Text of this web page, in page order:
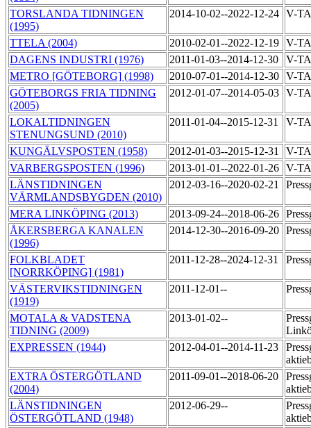
TORSLANDA TIDNINGEN
(1995)
2014-10-02--2022-12-24 V-
TTELA (2004) 2010-02-01--2022-12-19 V-
DAGENS INDUSTRI (1976)
2011-01-03--2014-12-30
V-
METRO [GÖTEBORG] (1998)
2010-07-01--2014-12-30 V-
GÖTEBORGS FRIA TIDNING
(2005)
2012-01-07--2014-05-03 V-
LOKALTIDNINGEN
STENUNGSUND (2010)
2011-01-04--2015-12-31 V-
KUNGÄLVSPOSTEN (1958) 2012-01-03--2015-12-31
V-
VARBERGSPOSTEN (1996)
2013-01-01--2022-01-26 V-
LÄNSTIDNINGEN
VÄRMLANDSBYGDEN (2010)
2012-03-16--2020-02-21
MERA LINKÖPING (2013) 2013-09-24--2018-06-26
ÅKERSBERGA KANALEN
(1996)
2014-12-30--2016-09-20
FOLKBLADET
[NORRKÖPING] (1981)
2011-12-28--2024-12-31
VÄSTERVIKSTIDNINGEN
(1919)
2011-12-01--
MOTALA & VADSTENA
TIDNING (2009)
2013-01-02--
EXPRESSEN (1944)
2012-04-01--2014-11-23
EXTRA ÖSTERGÖTLAND
(2004)
2011-09-01--2018-06-20
LÄNSTIDNINGEN
ÖSTERGÖTLAND (1948)
2012-06-29--